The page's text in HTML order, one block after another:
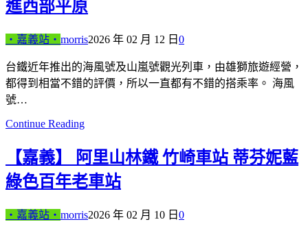
進西部平原
‧嘉義站‧ morris2026 年 02 月 12 日 0
台鐵近年推出的海風號及山嵐號觀光列車，由雄獅旅遊經營，
都得到相當不錯的評價，所以一直都有不錯的搭乘率。 海風
號…
Continue Reading
【嘉義】 阿里山林鐵 竹崎車站 蒂芬妮藍
綠色百年老車站
‧嘉義站‧ morris2026 年 02 月 10 日 0